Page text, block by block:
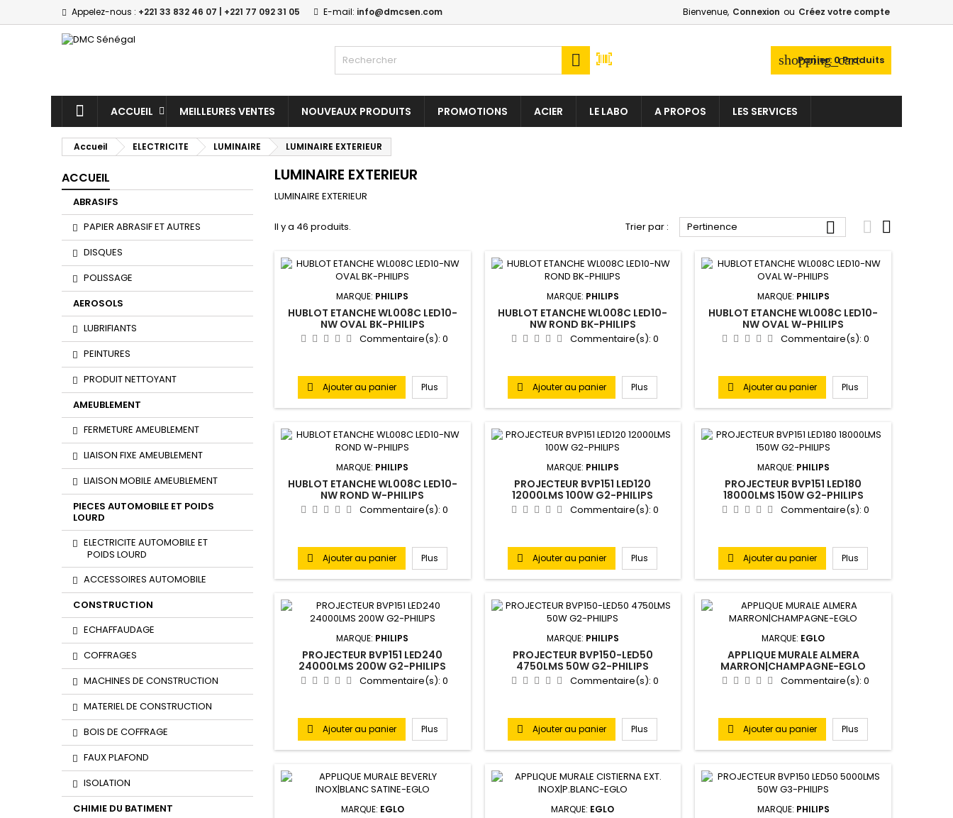
Appelez-nous : +221 33 832 46 07 | +221 77 092 31 05 E-mail: info@dmcsen.com Bienvenue, Connexion ou Créez votre compte
shopping_cart
Panier: 0Produits

ACCUEIL MEILLEURES VENTES NOUVEAUX PRODUITS PROMOTIONS ACIER LE LABO A PROPOS LES SERVICES
Accueil ELECTRICITE LUMINAIRE LUMINAIRE EXTERIEUR
ACCUEIL
ABRASIFS
PAPIER ABRASIF ET AUTRES
DISQUES
POLISSAGE
AEROSOLS
LUBRIFIANTS
PEINTURES
PRODUIT NETTOYANT
AMEUBLEMENT
FERMETURE AMEUBLEMENT
LIAISON FIXE AMEUBLEMENT
LIAISON MOBILE AMEUBLEMENT
PIECES AUTOMOBILE ET POIDS
LOURD
ELECTRICITE AUTOMOBILE ET
POIDS LOURD
ACCESSOIRES AUTOMOBILE
CONSTRUCTION
ECHAFFAUDAGE
COFFRAGES
MACHINES DE CONSTRUCTION
MATERIEL DE CONSTRUCTION
BOIS DE COFFRAGE
FAUX PLAFOND
ISOLATION
CHIMIE DU BATIMENT
LUMINAIRE EXTERIEUR
LUMINAIRE EXTERIEUR
Il y a 46 produits. Trier par : Pertinence   
MARQUE: PHILIPS
HUBLOT ETANCHE WL008C LED10-
NW OVAL BK-PHILIPS
Commentaire(s):0
 Ajouter au panier Plus
MARQUE: PHILIPS
HUBLOT ETANCHE WL008C LED10-
NW ROND BK-PHILIPS
Commentaire(s): 0
 Ajouter au panier Plus
MARQUE: PHILIPS
HUBLOT ETANCHE WL008C LED10-
NW OVAL W-PHILIPS
Commentaire(s): 0
 Ajouter au panier Plus
MARQUE: PHILIPS
HUBLOT ETANCHE WL008C LED10-
NW ROND W-PHILIPS
Commentaire(s):0
 Ajouter au panier Plus
MARQUE: PHILIPS
PROJECTEUR BVP151 LED120
12000LMS 100W G2-PHILIPS
Commentaire(s): 0
 Ajouter au panier Plus
MARQUE: PHILIPS
PROJECTEUR BVP151 LED180
18000LMS 150W G2-PHILIPS
Commentaire(s): 0
 Ajouter au panier Plus
MARQUE: PHILIPS
PROJECTEUR BVP151 LED240
24000LMS 200W G2-PHILIPS
Commentaire(s):0
 Ajouter au panier Plus
MARQUE: PHILIPS
PROJECTEUR BVP150-LED50
4750LMS 50W G2-PHILIPS
Commentaire(s): 0
 Ajouter au panier Plus
MARQUE: EGLO
APPLIQUE MURALE ALMERA
MARRON|CHAMPAGNE-EGLO
Commentaire(s): 0
 Ajouter au panier Plus
MARQUE: EGLO MARQUE: EGLO MARQUE: PHILIPS
My wishlists
add_circle_outline
Create new list
((modalTitle))
((confirmMessage))
((title))
Connexion
Vous devez être connecté pour ajouter des produits à votre liste